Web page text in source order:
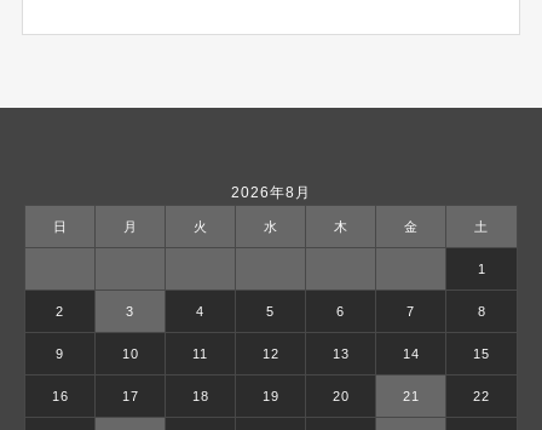
2026年8月
日 月 火 水 木 金 土
1
2 3 4 5 6 7 8
9 10 11 12 13 14 15
16 17 18 19 20 21 22